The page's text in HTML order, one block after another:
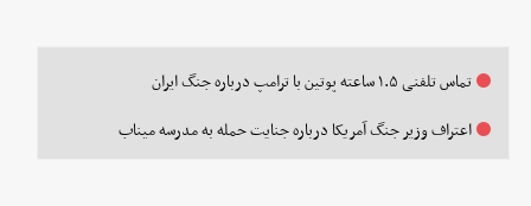
تماس تلفنی ۱.۵ ساعته پوتین با ترامپ درباره جنگ ایران
اعتراف وزیر جنگ آمریکا درباره جنایت حمله به مدرسه میناب